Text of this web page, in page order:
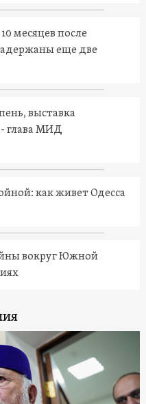
месяцев после
еще две
выставка
глава МИД
как живет Одесса
вокруг Южной